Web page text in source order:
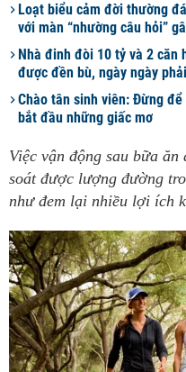
Loạt biểu cảm đời thường
với màn “nhường câu hỏi”
Nhà đinh đòi 10 tỷ và 2 căn
được đền bù, ngày ngày
Chào tân sinh viên: Đừng
bắt đầu những giấc mơ
Việc vận động sau bữa
soát được lượng đường
như đem lại nhiều lợi ích